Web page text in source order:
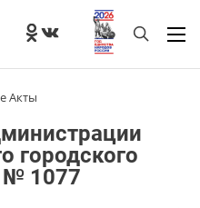
Акты
городского
№ 1077